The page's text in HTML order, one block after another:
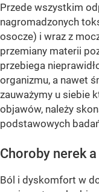
Przede wszystkim
nagromadzonych
osocze) i wraz z
przemiany materii
przebiega
organizmu, a nawet
zauważymy u siebie
objawów, należy
podstawowych
Choroby nerek
Ból i dyskomfort w